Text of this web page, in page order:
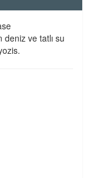
ve tatlı su